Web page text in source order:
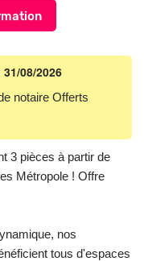
08/2026
notaire Offerts
3 pièces à partir de
Métropole ! Offre
nos
tous d'espaces